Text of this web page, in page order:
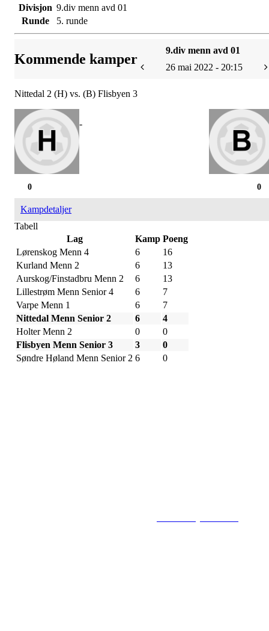
Divisjon 9.div menn avd 01
Runde
5. runde
Kommende kamper
9.div menn avd 01
26 mai 2022 - 20:15
Nittedal 2 (H) vs. (B) Flisbyen 3
-
0
0
Kampdetaljer
Tabell
Lag
Kamp Poeng
Lørenskog Menn 4
6
16
Kurland Menn 2
6
13
Aurskog/Finstadbru Menn 2
6
13
Lillestrøm Menn Senior 4
6
7
Varpe Menn 1
6
7
Nittedal Menn Senior 2
6
4
Holter Menn 2
0
0
Flisbyen Menn Senior 3
3
0
Søndre Høland Menn Senior 2 6 0